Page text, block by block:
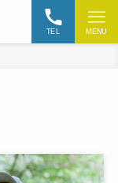
TEL MENU